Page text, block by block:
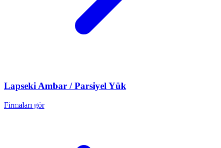
LapsekiAmbar / Parsiyel Yük
Firmaları gör